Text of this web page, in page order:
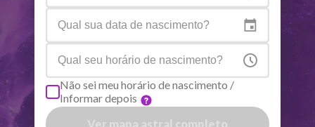
Netuno Ari 4°9
Plutão Aqu 4
Quiron
Não sei meu horário de nascimento /
Informar depois